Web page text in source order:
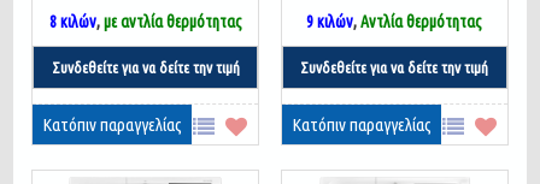
8 κιλών,με αντλία θερμότητας
Συνδεθείτε για να δείτε την τιμή
Κατόπιν παραγγελίας
9 κιλών,Αντλία θερμότητας
Συνδεθείτε για να δείτε την τιμή
Κατόπιν παραγγελίας